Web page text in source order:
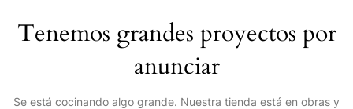
Tenemos grandes proyectos por
anunciar
Se está cocinando algo grande. Nuestra tienda está en obras y